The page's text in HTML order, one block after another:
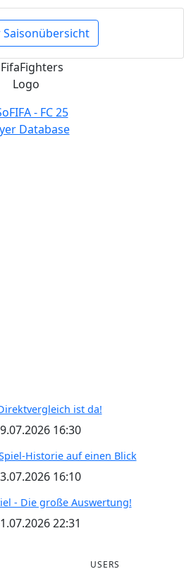
Saisonübersicht
ist da!
16:30
Historie auf einen Blick
16:10
- Die große Auswertung!
22:31
USERS